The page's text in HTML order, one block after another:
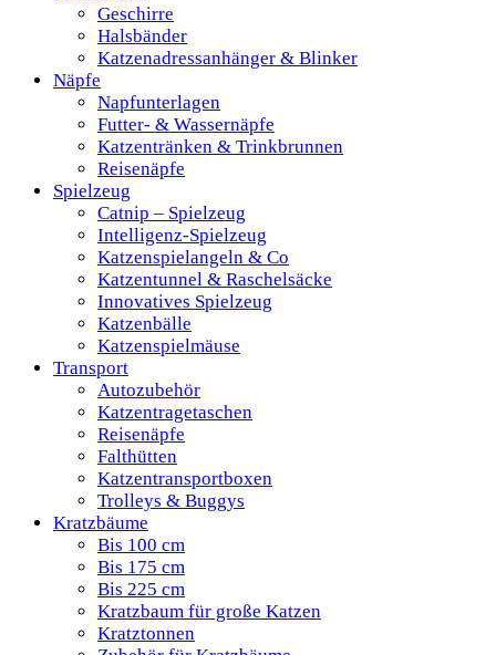
Geschirre
Halsbänder
Katzenadressanhänger & Blinker
Näpfe
Napfunterlagen
Futter- & Wassernäpfe
Katzentränken & Trinkbrunnen
Reisenäpfe
Spielzeug
Catnip – Spielzeug
Intelligenz-Spielzeug
Katzenspielangeln & Co
Katzentunnel & Raschelsäcke
Innovatives Spielzeug
Katzenbälle
Katzenspielmäuse
Transport
Autozubehör
Katzentragetaschen
Reisenäpfe
Falthütten
Katzentransportboxen
Trolleys & Buggys
Kratzbäume
Bis 100 cm
Bis 175 cm
Bis 225 cm
Kratzbaum für große Katzen
Kratztonnen